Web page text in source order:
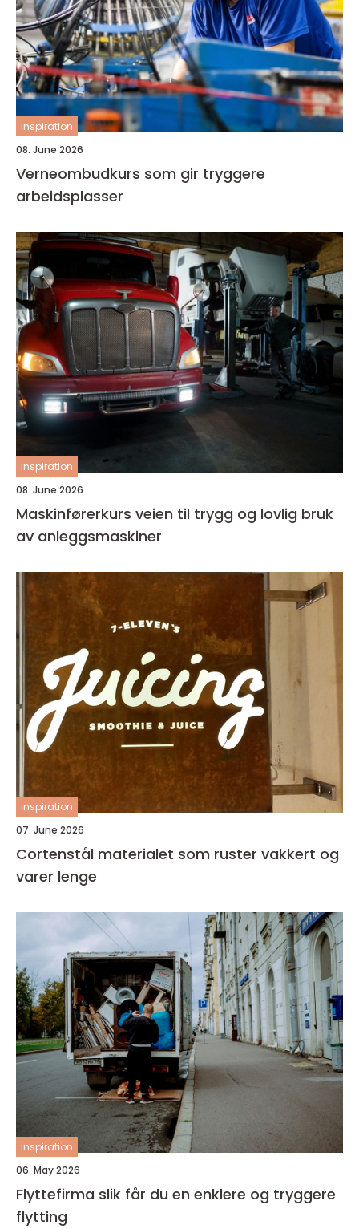
inspiration
08. June 2026
Verneombudkurs som gir tryggere
arbeidsplasser
inspiration
08. June 2026
Maskinførerkurs veien til trygg og lovlig bruk
av anleggsmaskiner
inspiration
07. June 2026
Cortenstål materialet som ruster vakkert og
varer lenge
inspiration
06. May 2026
Flyttefirma slik får du en enklere og tryggere
flytting